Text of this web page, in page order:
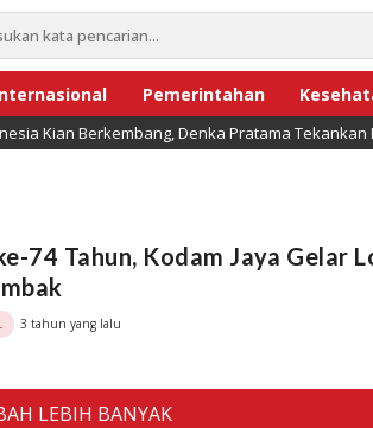
Pemerintahan
Kian Berkembang, Denka Pratama
74 Tahun, Kodam Jaya Gelar
3 tahun yang lalu
LEBIH BANYAK